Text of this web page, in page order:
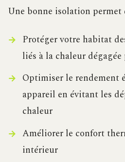
Une bonne isolation permet
Protéger votre habitat
liés à la chaleur
Optimiser le rendement
appareil en évitant les
chaleur
Améliorer le confort
intérieur